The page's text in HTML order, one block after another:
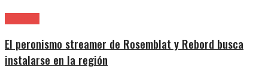
El peronismo streamer de Rosemblat y Rebord busca
instalarse en la región